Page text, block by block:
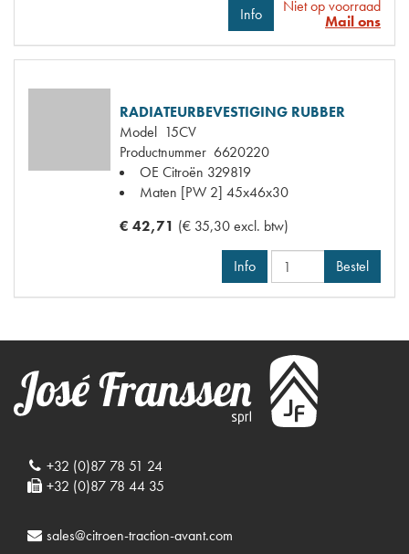
Info
Niet op voorraad
Mail ons
RADIATEURBEVESTIGING RUBBER
Model 15CV
Productnummer 6620220
OE Citroën 329819
Maten [PW 2] 45x46x30
€ 42,71 (€ 35,30 excl. btw)
Info Bestel
+32 (0)87 78 51 24
+32 (0)87 78 44 35
sales@citroen-traction-avant.com